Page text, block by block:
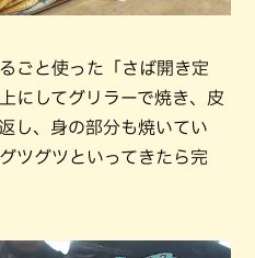
ごと使った「さば開き定
にしてグリラーで焼き、皮
し、身の部分も焼いてい
ツグツといってきたら完